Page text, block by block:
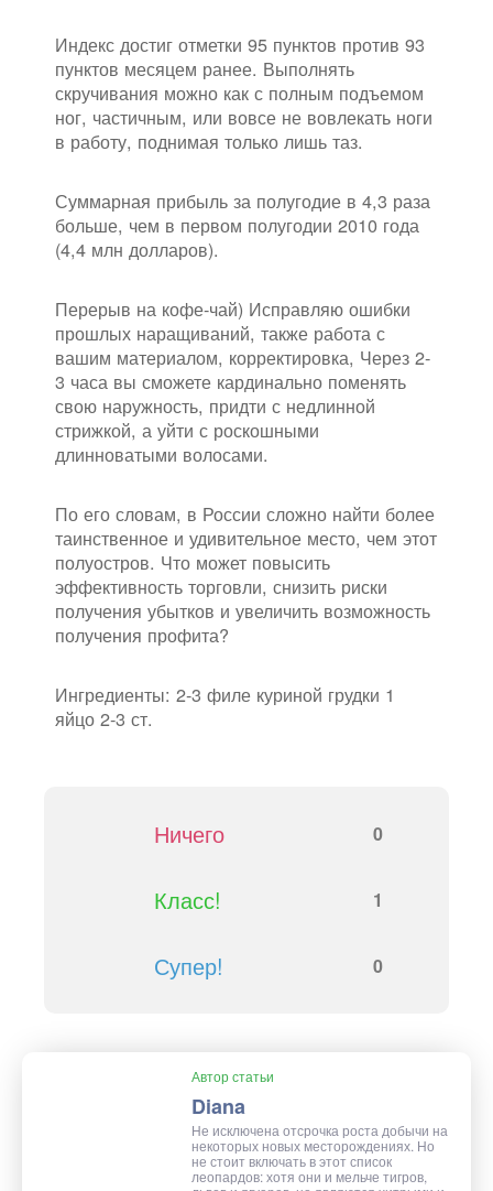
Индекс достиг отметки 95 пунктов против 93
пунктов месяцем ранее. Выполнять
скручивания можно как с полным подъемом
ног, частичным, или вовсе не вовлекать ноги
в работу, поднимая только лишь таз.
Суммарная прибыль за полугодие в 4,3 раза
больше, чем в первом полугодии 2010 года
(4,4 млн долларов).
Перерыв на кофе-чай) Исправляю ошибки
прошлых наращиваний, также работа с
вашим материалом, корректировка, Через 2-
3 часа вы сможете кардинально поменять
свою наружность, придти с недлинной
стрижкой, а уйти с роскошными
длинноватыми волосами.
По его словам, в России сложно найти более
таинственное и удивительное место, чем этот
полуостров. Что может повысить
эффективность торговли, снизить риски
получения убытков и увеличить возможность
получения профита?
Ингредиенты: 2-3 филе куриной грудки 1
яйцо 2-3 ст.
Ничего 0
Класс! 1
Супер! 0
Автор статьи
Diana
Не исключена отсрочка роста добычи на
некоторых новых месторождениях. Но
не стоит включать в этот список
леопардов: хотя они и мельче тигров,